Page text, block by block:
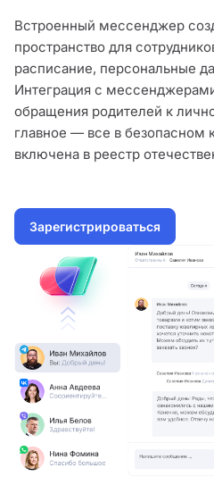
Встроенный мессенджер
пространство для
расписание, персональные
Интеграция с
обращения родителей к
главное — все в безопасном
включена в реестр
Зарегистрироваться